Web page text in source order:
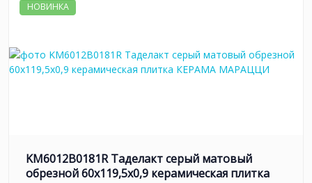
НОВИНКА
KM6012B0181R Таделакт серый матовый
обрезной 60x119,5x0,9 керамическая плитка